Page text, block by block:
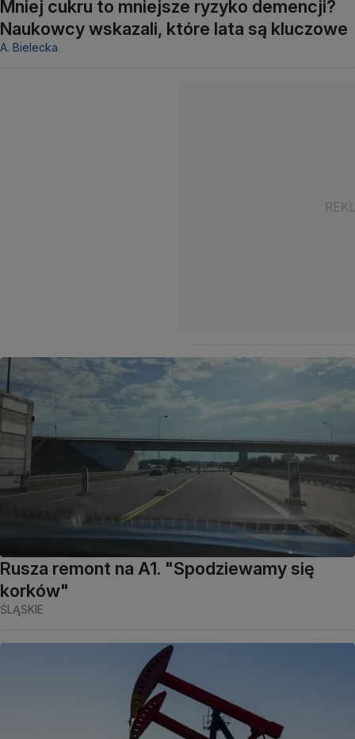
Mniej cukru to mniejsze ryzyko demencji?
Naukowcy wskazali, które lata są kluczowe
A. Bielecka
Rusza remont na A1. "Spodziewamy się
korków"
ŚLĄSKIE